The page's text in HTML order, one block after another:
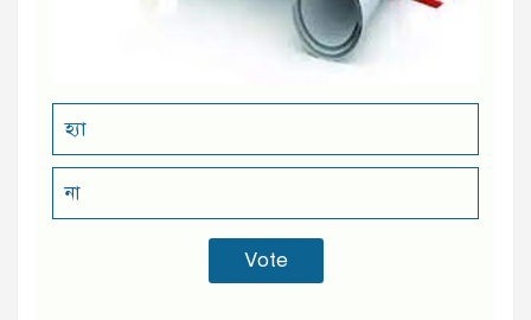
হ্যা
না